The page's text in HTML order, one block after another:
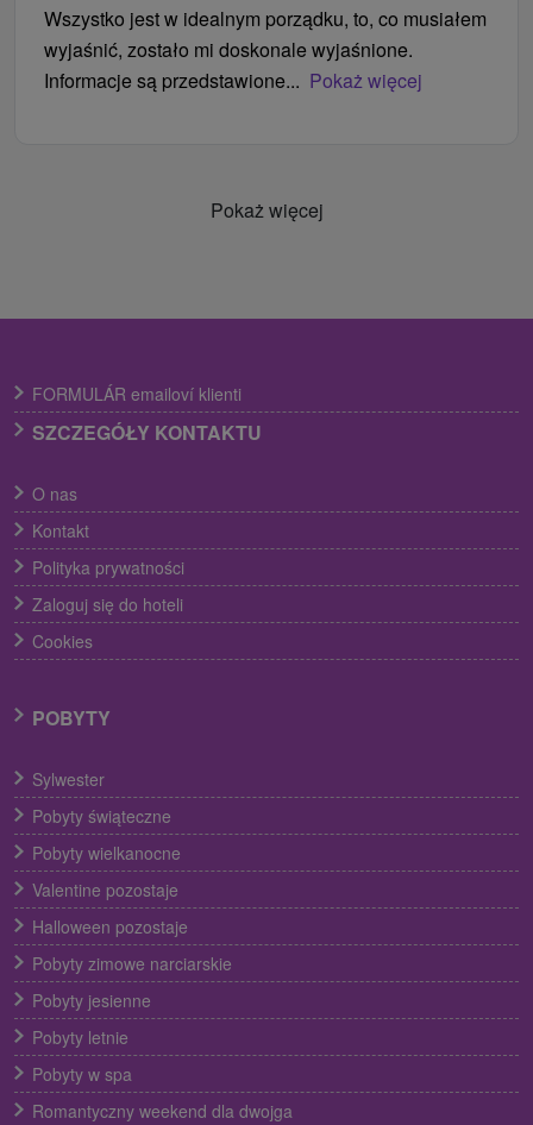
Wszystko jest w idealnym porządku, to, co musiałem
wyjaśnić, zostało mi doskonale wyjaśnione.
Informacje są przedstawione... Pokaż więcej
Pokaż więcej
FORMULÁR emailoví klienti
SZCZEGÓŁY KONTAKTU
O nas
Kontakt
Polityka prywatności
Zaloguj się do hoteli
Cookies
POBYTY
Sylwester
Pobyty świąteczne
Pobyty wielkanocne
Valentine pozostaje
Halloween pozostaje
Pobyty zimowe narciarskie
Pobyty jesienne
Pobyty letnie
Pobyty w spa
Romantyczny weekend dla dwojga